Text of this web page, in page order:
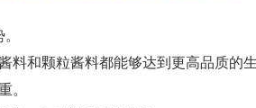
和颗粒酱料都能够达到更高品质的生
。